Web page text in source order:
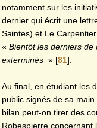
notamment sur les
dernier qui écrit une
Saintes) et Le
« Bientôt les derniers de
exterminés » [81]
Au final, en étudiant les
public signés de sa
bilan peut-on tirer des
Robespierre concernant